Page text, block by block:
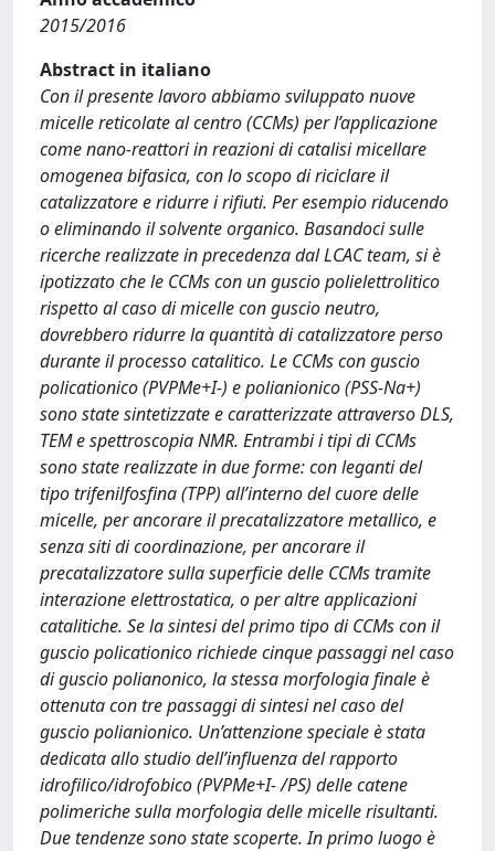
2015/2016
Abstract in italiano
Con il presente lavoro abbiamo sviluppato nuove
micelle reticolate al centro (CCMs) per l’applicazione
come nano-reattori in reazioni di catalisi micellare
omogenea bifasica, con lo scopo di riciclare il
catalizzatore e ridurre i rifiuti. Per esempio riducendo
o eliminando il solvente organico. Basandoci sulle
ricerche realizzate in precedenza dal LCAC team, si è
ipotizzato che le CCMs con un guscio polielettrolitico
rispetto al caso di micelle con guscio neutro,
dovrebbero ridurre la quantità di catalizzatore perso
durante il processo catalitico. Le CCMs con guscio
policationico (PVPMe+I-) e polianionico (PSS-Na+)
sono state sintetizzate e caratterizzate attraverso DLS,
TEM e spettroscopia NMR. Entrambi i tipi di CCMs
sono state realizzate in due forme: con leganti del
tipo trifenilfosfina (TPP) all’interno del cuore delle
micelle, per ancorare il precatalizzatore metallico, e
senza siti di coordinazione, per ancorare il
precatalizzatore sulla superficie delle CCMs tramite
interazione elettrostatica, o per altre applicazioni
catalitiche. Se la sintesi del primo tipo di CCMs con il
guscio policationico richiede cinque passaggi nel caso
di guscio polianonico, la stessa morfologia finale è
ottenuta con tre passaggi di sintesi nel caso del
guscio polianionico. Un’attenzione speciale è stata
dedicata allo studio dell’influenza del rapporto
idrofilico/idrofobico (PVPMe+I- /PS) delle catene
polimeriche sulla morfologia delle micelle risultanti.
Due tendenze sono state scoperte. In primo luogo è